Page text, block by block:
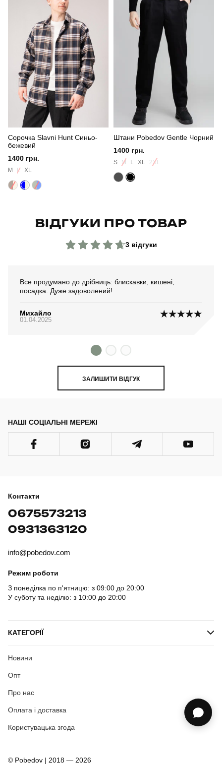
чоловічий
Стиль повсякденний
Сезон
Колір
Матеріал софтшел
Склад тканини матеріал: 100% поліестер
Країна - виробник
Сорочка Slavni Hunt Синьо-
бежевий
1400 грн.
M L XL
Штани Pobedov Gentle Чорний
1400 грн.
S M L XL 2XL
ВІДГУКИ ПРО ТОВАР
3 відгуки
Все продумано до дрібниць: блискавки, кишені,
посадка. Дуже задоволений!
Михайло
01.04.2025
ЗАЛИШИТИ ВІДГУК
НАШІ СОЦІАЛЬНІ МЕРЕЖІ
Контакти
0675573213
0931363120
info@pobedov.com
Режим роботи
З понеділка по п'ятницю: з 09:00 до 20:00
У суботу та неділю: з 10:00 до 20:00
КАТЕГОРІЇ
Новини
Опт
Про нас
Оплата і доставка
Користувацька згода
© Pobedov | 2018 — 2026